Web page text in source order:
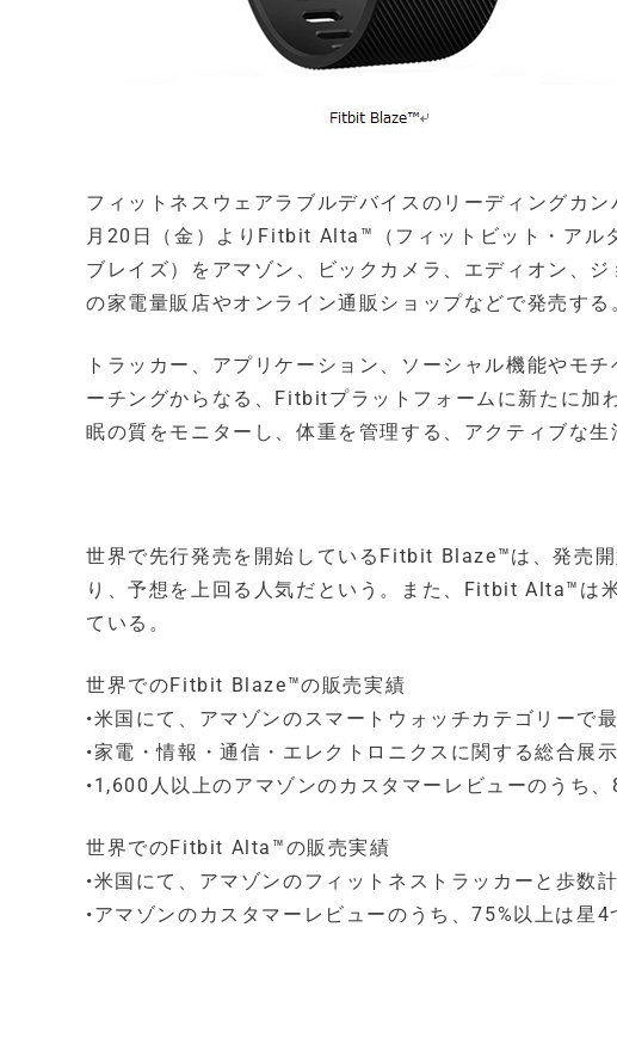
フィットネスウェアラブルデバイスのリーディングカ
月20日（金）よりFitbit Alta™（フィットビット・ア
ブレイズ）をアマゾン、ビックカメラ、エディオン、
の家電量販店やオンライン通販ショップなどで発売する
トラッカー、アプリケーション、ソーシャル機能やモ
ーチングからなる、Fitbitプラットフォームに新たに加
眠の質をモニターし、体重を管理する、アクティブな生
世界で先行発売を開始しているFitbit Blaze™は、発売
り、予想を上回る人気だという。また、Fitbit Alta™は
ている。
世界でのFitbit Blaze™の販売実績
•米国にて、アマゾンのスマートウォッチカテゴリーで
•家電・情報・通信・エレクトロニクスに関する総合展
•1,600人以上のアマゾンのカスタマーレビューのうち
世界でのFitbit Alta™の販売実績
•米国にて、アマゾンのフィットネストラッカーと歩数
•アマゾンのカスタマーレビューのうち、75%以上は星